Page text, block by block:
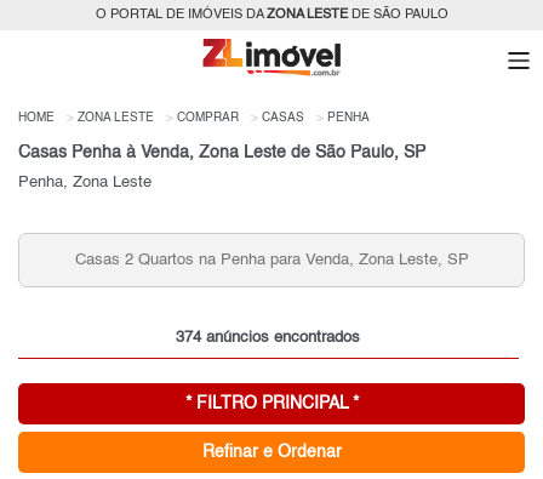
O PORTAL DE IMÓVEIS DAZONA LESTEDE SÃO PAULO
HOME ZONA LESTE COMPRAR CASAS PENHA
Casas Penha à Venda, Zona Leste de São Paulo, SP
Penha, Zona Leste
Zona Leste, SP
Casas com +180m² na Penha para
SP
374 anúncios encontrados
* FILTRO PRINCIPAL *
Refinar e Ordenar